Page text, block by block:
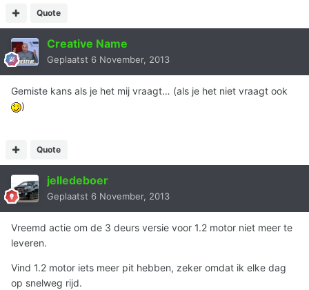
Quote
Creative Name
Geplaatst 6 November, 2013
Gemiste kans als je het mij vraagt… (als je het niet vraagt ook
)
Quote
jelledeboer
Geplaatst 6 November, 2013
Vreemd actie om de 3 deurs versie voor 1.2 motor niet meer te
leveren.
Vind 1.2 motor iets meer pit hebben, zeker omdat ik elke dag
op snelweg rijd.